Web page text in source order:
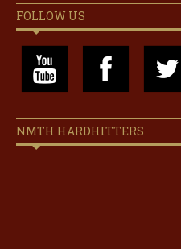
FOLLOW US
NMTH HARDHITTERS